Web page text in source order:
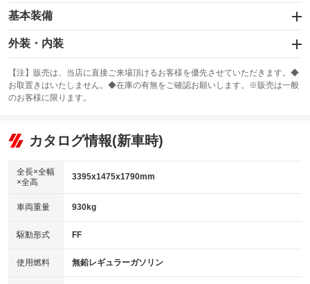
基本装備
エアバッグ：運転席/助手席/サイド
：装備あり
：装備あり
サンルーフ
：装備なし ABS
リフトアップ
：装備なし
：装備なし
パワーウィンドウ
アイドリングストップ
：装備なし
USB入力端子
：装備あり
100V電源
：装備なし
外装・内装
カーナビ：SDナビ
：装備あり
TV：フルセグ
：装備あり
ビジュアル：-／DVD再生
：装備あり
アルミホイール：15インチ
：装備あり
HID(キセノンライト)
バックカメラ
【注】販売は、当店に直接ご来場頂けるお客様を優先させていただきます。◆
お取置きはいたしません。◆在庫の有無をご確認お願いします。※販売は一般
のお客様に限ります。
カタログ情報(新車時)
全長×全幅
×全高
3395x1475x1790mm
車両重量 930kg
駆動形式 FF
使用燃料 無鉛レギュラーガソリン